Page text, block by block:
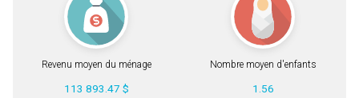
Revenu moyen du ménage
113 893.47 $
Nombre moyen d'enfants
1.56